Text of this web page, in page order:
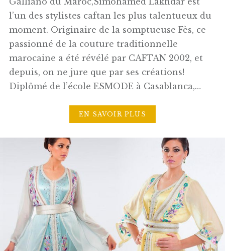
l’un des stylistes caftan les plus talentueux du
moment. Originaire de la somptueuse Fès, ce
passionné de la couture traditionnelle
marocaine a été révélé par CAFTAN 2002, et
depuis, on ne jure que par ses créations!
Diplômé de l’école ESMODE à Casablanca,…
EN SAVOIR PLUS